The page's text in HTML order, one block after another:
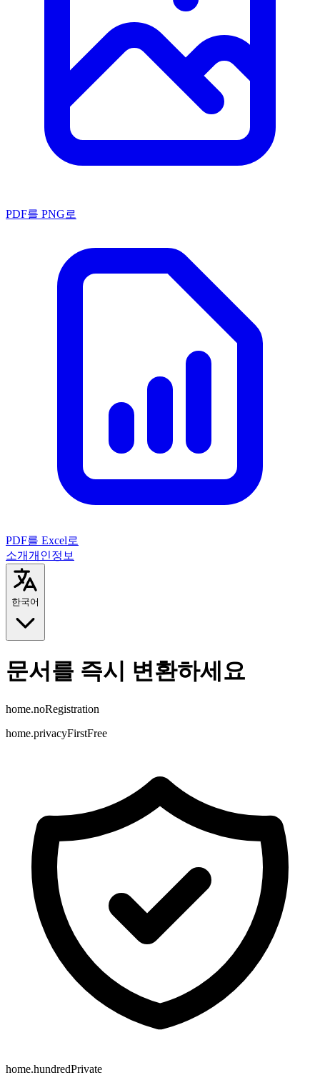
PDF를 PNG로
PDF를 Excel로
소개개인정보
한국어
문서를 즉시 변환하세요
home.noRegistration
home.privacyFirstFree
home.hundredPrivate